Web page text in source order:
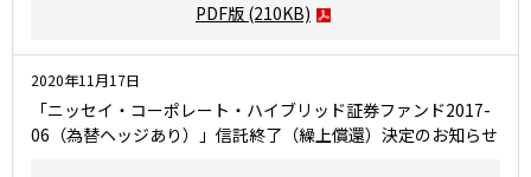
PDF版 (210KB)
2020年11月17日
「ニッセイ・コーポレート・ハイブリッド証券ファンド2017-
06（為替ヘッジあり）」信託終了（繰上償還）決定のお知らせ